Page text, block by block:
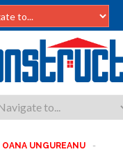
OANA UNGUREANU
-